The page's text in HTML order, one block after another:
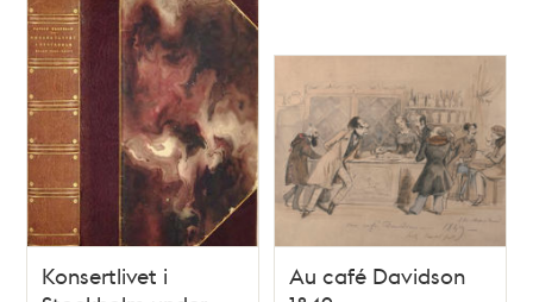
Konsertlivet i
Au café Davidson